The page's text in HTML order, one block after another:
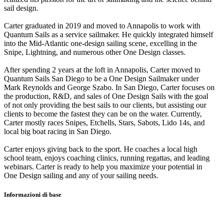
sail design.
Carter graduated in 2019 and moved to Annapolis to work with
Quantum Sails as a service sailmaker. He quickly integrated himself
into the Mid-Atlantic one-design sailing scene, excelling in the
Snipe, Lightning, and numerous other One Design classes.
After spending 2 years at the loft in Annapolis, Carter moved to
Quantum Sails San Diego to be a One Design Sailmaker under
Mark Reynolds and George Szabo. In San Diego, Carter focuses on
the production, R&D, and sales of One Design Sails with the goal
of not only providing the best sails to our clients, but assisting our
clients to become the fastest they can be on the water. Currently,
Carter mostly races Snipes, Etchells, Stars, Sabots, Lido 14s, and
local big boat racing in San Diego.
Carter enjoys giving back to the sport. He coaches a local high
school team, enjoys coaching clinics, running regattas, and leading
webinars. Carter is ready to help you maximize your potential in
One Design sailing and any of your sailing needs.
Informazioni di base